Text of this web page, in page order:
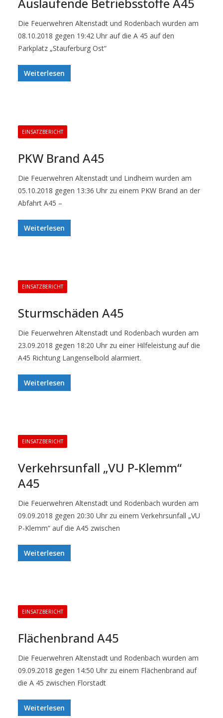
Die Feuerwehren Altenstadt und Rodenbach wurden am
08.10.2018 gegen 19:42 Uhr auf die A 45 auf den
Parkplatz „Stauferburg Ost“
Weiterlesen
EINSATZBERICHT
PKW Brand A45
Die Feuerwehren Altenstadt und Lindheim wurden am
05.10.2018 gegen 13:36 Uhr zu einem PKW Brand an der
Abfahrt A45 –
Weiterlesen
EINSATZBERICHT
Sturmschäden A45
Die Feuerwehren Altenstadt und Rodenbach wurden am
23.09.2018 gegen 18:20 Uhr zu einer Hilfeleistung auf die
A45 Richtung Langenselbold alarmiert.
Weiterlesen
EINSATZBERICHT
Verkehrsunfall „VU P-Klemm“
A45
Die Feuerwehren Altenstadt und Rodenbach wurden am
09.09.2018 gegen 20:30 Uhr zu einem Verkehrsunfall „VU
P-Klemm“ auf die A45 zwischen
Weiterlesen
EINSATZBERICHT
Flächenbrand A45
Die Feuerwehren Altenstadt und Rodenbach wurden am
09.09.2018 gegen 14:50 Uhr zu einem Flächenbrand auf
die A 45 zwischen Florstadt
Weiterlesen